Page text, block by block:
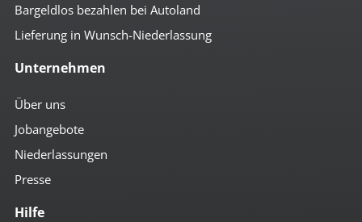
Bargeldlos bezahlen bei Autoland
Lieferung in Wunsch-Niederlassung
Unternehmen
Über uns
Jobangebote
Niederlassungen
Presse
Hilfe